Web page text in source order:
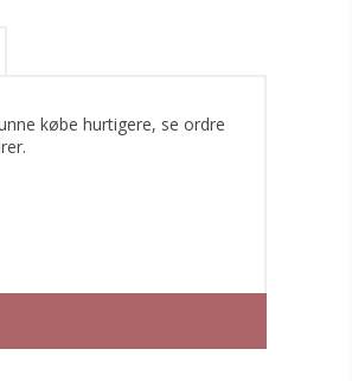
købe hurtigere, se ordre